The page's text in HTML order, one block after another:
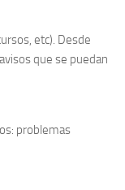
etc). Desde
que se puedan
problemas